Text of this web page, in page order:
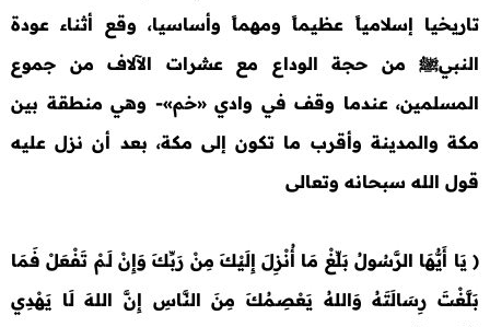
تاريخيا إسلامياً عظيماً ومهماً وأساسيا، وقع أثناء عودة
النبيﷺ من حجة الوداع مع عشرات الآلاف من جموع
المسلمين، عندما وقف في وادي «خم»- وهي منطقة بين
مكة والمدينة وأقرب ما تكون إلى مكة، بعد أن نزل عليه
قول الله سبحانه وتعالى
( يَا أَيُّهَا الرَّسُولُ بَلِّغْ مَا أُنْزِلَ إِلَيْكَ مِنْ رَبِّكَ وَإِنْ لَـمْ تَفْعَلْ فَمَا
بَلَّغْتَ رِسَالَتَهُ وَاللهُ يَعْصِمُكَ مِنَ النَّاسِ إِنَّ اللهَ لَا يَهْدِي